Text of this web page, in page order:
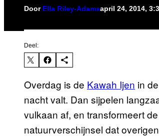
Door Ella Riley-Adamsapril 24, 2014,
Deel:
Overdag is de Kawah Ijen in
nacht valt. Dan sijpelen
vulkaan af, en transformeert
natuurverschijnsel dat